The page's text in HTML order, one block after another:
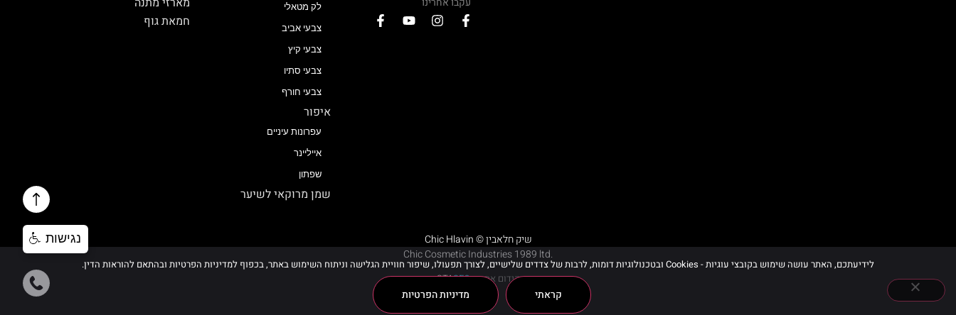
לק מטאלי
צבעי אביב
צבעי קיץ
צבעי סתיו
צבעי חורף
איפור
עפרונות עיניים
אייליינר
שפתון
שמן מרוקאי לשיער
חמאת גוף
Chic Hlavin © שיק חלאבין
Chic Cosmetic Industries 1989 ltd.
קידום אתר – STASEO
לידיעתכם, האתר עושה שימוש בקובצי עוגיות - Cookies ובטכנולוגיות דומות, לרבות של צדדים שלישיים, לצורך תפעולו, שיפור חוויית הגלישה וניתוח השימוש באתר, בכפוף למדיניות הפרטיות ובהתאם להוראות הדין.
קראתי מדיניות הפרטיות
נגישות